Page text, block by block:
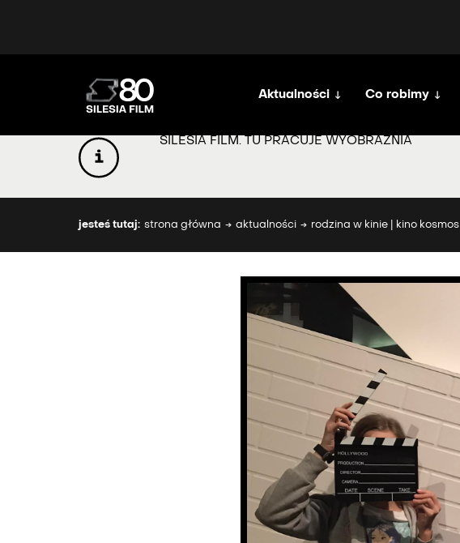
Aktualności Co robimy
SILESIA FILM. TU PRACUJE WYOBRAŹNIA
jesteś tutaj: strona główna aktualności rodzina w kinie | kino kosmos